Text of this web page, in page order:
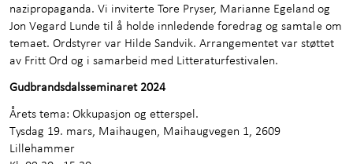
nazipropaganda. Vi inviterte Tore Pryser, Marianne Egeland og
Jon Vegard Lunde til å holde innledende foredrag og samtale om
temaet. Ordstyrer var Hilde Sandvik. Arrangementet var støttet
av Fritt Ord og i samarbeid med Litteraturfestivalen.
Gudbrandsdalsseminaret 2024
Årets tema: Okkupasjon og etterspel.
Tysdag 19. mars, Maihaugen, Maihaugvegen 1, 2609
Lillehammer